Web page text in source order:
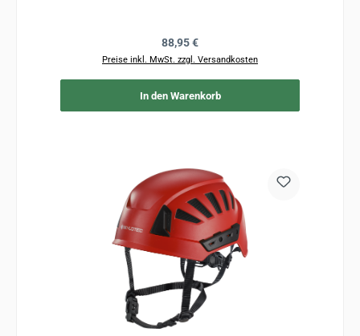
Regulärer Preis:
88,95 €
Preise inkl. MwSt. zzgl. Versandkosten
In den Warenkorb